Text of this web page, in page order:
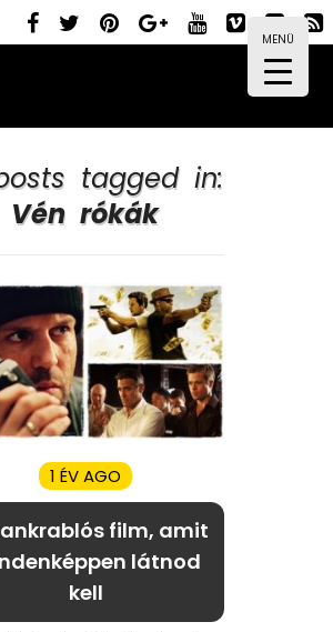
MENÜ
tagged in:
Vén rókák
1 ÉV AGO
film, amit
látnod
kell